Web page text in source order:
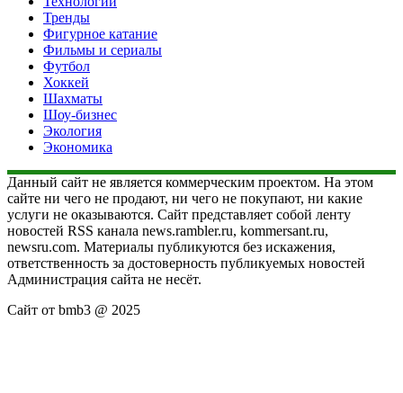
Тренды
Фигурное катание
Фильмы и сериалы
Футбол
Хоккей
Шахматы
Шоу-бизнес
Экология
Экономика
Данный сайт не является коммерческим проектом. На этом
сайте ни чего не продают, ни чего не покупают, ни какие
услуги не оказываются. Сайт представляет собой ленту
новостей RSS канала news.rambler.ru, kommersant.ru,
newsru.com. Материалы публикуются без искажения,
ответственность за достоверность публикуемых новостей
Администрация сайта не несёт.
Сайт от bmb3 @ 2025